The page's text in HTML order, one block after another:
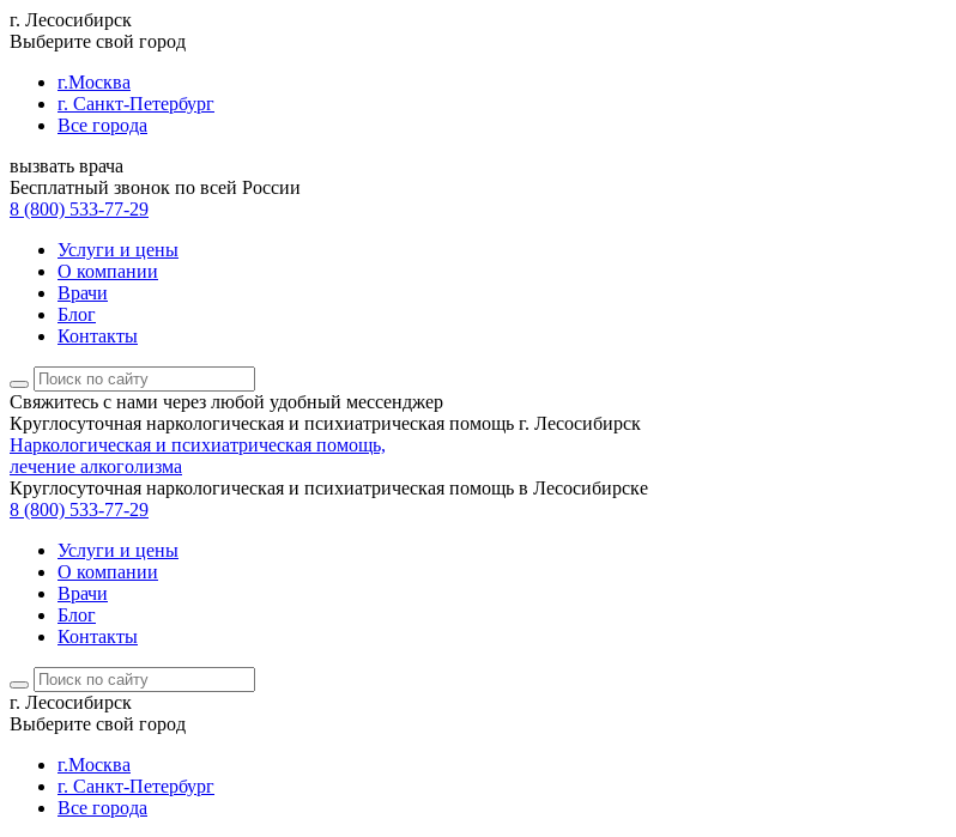
г. Лесосибирск
Выберите свой город
г.Москва
г. Санкт-Петербург
Все города
вызвать врача
Бесплатный звонок по всей России
8 (800) 533-77-29
Услуги и цены
О компании
Врачи
Блог
Контакты
Свяжитесь с нами через любой удобный мессенджер
Круглосуточная наркологическая и психиатрическая помощь г. Лесосибирск
Наркологическая и психиатрическая помощь,
лечение алкоголизма
Круглосуточная наркологическая и психиатрическая помощь в Лесосибирске
8 (800) 533-77-29
Услуги и цены
О компании
Врачи
Блог
Контакты
г. Лесосибирск
Выберите свой город
г.Москва
г. Санкт-Петербург
Все города